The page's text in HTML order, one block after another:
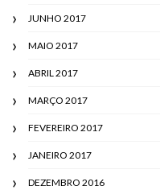
JUNHO 2017
MAIO 2017
ABRIL 2017
MARÇO 2017
FEVEREIRO 2017
JANEIRO 2017
DEZEMBRO 2016